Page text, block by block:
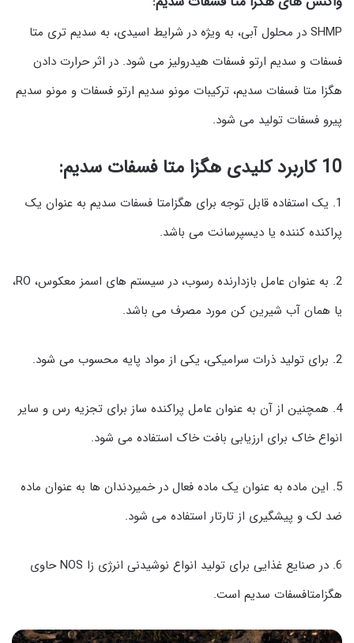
SHMP در محلول آبی، به ویژه در شرایط اسیدی، به سدیم تری متا
فسفات و سدیم ارتو فسفات هیدرولیز می شود. در اثر حرارت دادن
هگزا متا فسفات سدیم، ترکیبات مونو سدیم ارتو فسفات و مونو سدیم
پیرو فسفات تولید می شود.
10 کاربرد کلیدی هگزا متا فسفات سدیم:
1. یک استفاده قابل توجه برای هگزامتا فسفات سدیم به عنوان یک
پراکنده کننده یا دیسپرسانت می باشد.
2. به عنوان عامل بازدارنده رسوب، در سیستم های اسمز معکوس، RO،
یا همان آب شیرین کن مورد مصرف می باشد.
2. برای تولید ذرات سرامیکی، یکی از مواد پایه محسوب می شود.
4. همچنین از آن به عنوان عامل پراکنده ساز برای تجزیه رس و سایر
انواع خاک برای ارزیابی بافت خاک استفاده می شود.
5. این ماده به عنوان یک ماده فعال در خمیردندان ها به عنوان ماده
ضد لک و پیشگیری از تارتار استفاده می شود.
6. در صنایع غذایی برای تولید انواع نوشیدنی انرژی زا NOS حاوی
هگزامتافسفات سدیم است.